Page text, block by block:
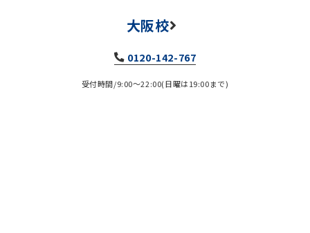
大阪校
0120-142-767
受付時間/9:00～22:00(日曜は19:00まで)